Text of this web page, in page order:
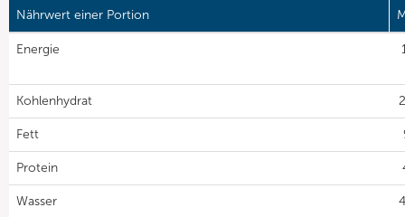
Nährwert einer Portion
Energie
Kohlenhydrat
Fett
Protein
Wasser